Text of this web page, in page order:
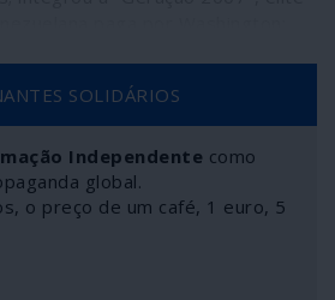
até se proclamar "presidente" da
da Venezuela depois de ter
do vice-presidente dos
sido eleito para qualquer
por Trump para administrar, a
petrolíferas mundiais; e, por
ao mesmo Trump, é também o
e pelo governo de
SOLIDÁRIOS
Independente como
global.
o preço de um café, 1 euro, 5